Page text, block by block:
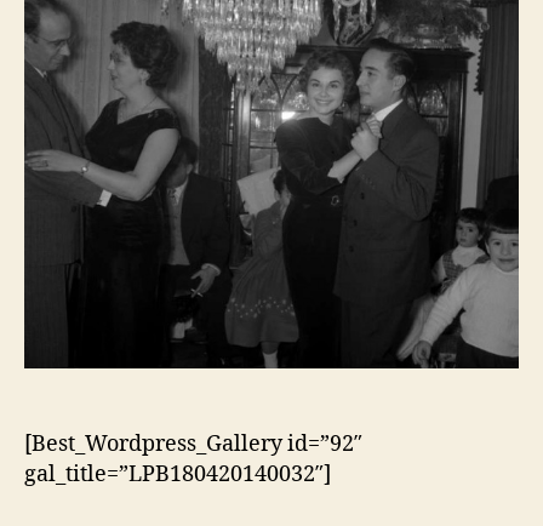
[Best_Wordpress_Gallery id=”92″
gal_title=”LPB180420140032″]